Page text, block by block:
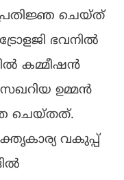
ചെയ്ത്
ഭവനിൽ
കമ്മീഷൻ
ഉമ്മൻ
ചെയ്തത്.
വകുപ്പ്